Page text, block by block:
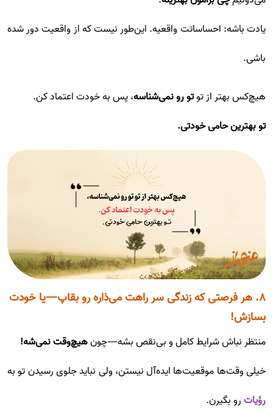
یادت باشه: احساساتت واقعیه. این‌طور نیست که از واقعیت دور شده
باشی.
هیچ‌کس بهتر از توتو رو نمی‌شناسه، پس به خودت اعتماد کن.
تو بهترین حامی خودتی.
۸. هر فرصتی که زندگی سر راهت می‌ذاره رو بقاپ—یا خودت
بسازش!
منتظر نباش شرایط کامل و بی‌نقص بشه—چونهیچ‌وقت نمی‌شه!
خیلی وقت‌ها موقعیت‌ها ایده‌آل نیستن، ولی نباید جلوی رسیدن تو به
رؤیاترو بگیرن.